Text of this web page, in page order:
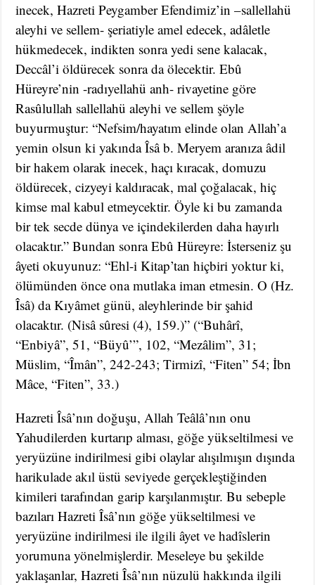
inecek, Hazreti Peygamber Efendimiz’in –sallellahü
aleyhi ve sellem- şeriatiyle amel edecek, adâletle
hükmedecek, indikten sonra yedi sene kalacak,
Deccâl’i öldürecek sonra da ölecektir. Ebû
Hüreyre’nin -radıyellahü anh- rivayetine göre
Rasûlullah sallellahü aleyhi ve sellem şöyle
buyurmuştur: “Nefsim/hayatım elinde olan Allah’a
yemin olsun ki yakında Îsâ b. Meryem aranıza âdil
bir hakem olarak inecek, haçı kıracak, domuzu
öldürecek, cizyeyi kaldıracak, mal çoğalacak, hiç
kimse mal kabul etmeycektir. Öyle ki bu zamanda
bir tek secde dünya ve içindekilerden daha hayırlı
olacaktır.” Bundan sonra Ebû Hüreyre: İsterseniz şu
âyeti okuyunuz: “Ehl-i Kitap’tan hiçbiri yoktur ki,
ölümünden önce ona mutlaka iman etmesin. O (Hz.
Îsâ) da Kıyâmet günü, aleyhlerinde bir şahid
olacaktır. (Nisâ sûresi (4), 159.)” (“Buhârî,
“Enbiyâ”, 51, “Büyû’”, 102, “Mezâlim”, 31;
Müslim, “Îmân”, 242-243; Tirmizî, “Fiten” 54; İbn
Mâce, “Fiten”, 33.)
Hazreti Îsâ’nın doğuşu, Allah Teâlâ’nın onu
Yahudilerden kurtarıp alması, göğe yükseltilmesi ve
yeryüzüne indirilmesi gibi olaylar alışılmışın dışında
harikulade akıl üstü seviyede gerçekleştiğinden
kimileri tarafından garip karşılanmıştır. Bu sebeple
bazıları Hazreti Îsâ’nın göğe yükseltilmesi ve
yeryüzüne indirilmesi ile ilgili âyet ve hadîslerin
yorumuna yönelmişlerdir. Meseleye bu şekilde
yaklaşanlar, Hazreti Îsâ’nın nüzulü hakkında ilgili